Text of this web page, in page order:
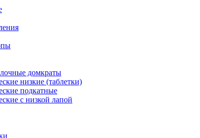
домкраты
низкие (таблетки)
подкатные
с низкой лапой